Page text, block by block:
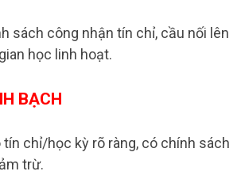
sách công nhận tín chỉ, cầu nối lên
học linh hoạt.
BẠCH
tín chỉ/học kỳ rõ ràng, có chính sách
trừ.